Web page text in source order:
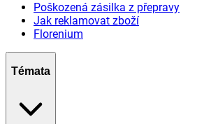
Poškozená zásilka z přepravy
Jak reklamovat zboží
Florenium
Témata